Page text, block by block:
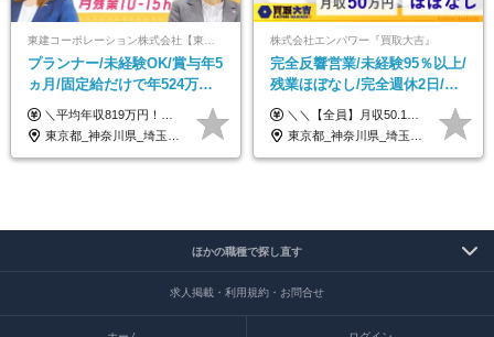
プランナー/未経験OK/賞与年5
ヵ月/固定給だけで年524万円
可能/二人に一人が年収700万
円/休めて稼げる
＼平均年収819万円！社員の最大年収3,131万円／ ＼2人に1人が年収700万円以上／ ＼5人に1人が年収1,000万円以上！／ 固定給だけで、年収524万円も可能！ インセンティブだけでなく固定給でもしっかり稼げる仕組みです！ 【入社初年度】 年収400万～550万円＋インセンティブ →月給26万3,000円～29万5,600円＋賞与年2回（基本給×約5ヵ月分※前年度実績）＋インセンティブ＋各種手当 【インセンティブ】 1物件着工で目安80万～200万円 ※建物の契約金額実績によります 【各種手当】 ・都市手当…月1万円～3万円（首都圏・東海圏・関西圏で弊社指定の事業所に勤務する方が対象） ・家族手当…配偶者：月1万円、子供1名につき：月5千円 ・資格手当…FP資格1級：月1万円、2級：月5千円、3級：月3千円 ・役職手当…昇進欄に詳細記載（主任補：月5千円→主任：月1万円…） 【その他】 ※上記月給には、固定残業代【47時間分（7万3,800円以上）】が含まれます ※月平均残業時間は14時間と少なめです（2023年度） ※固定残業代の時間数を超える時間外労働は追加で支給 但し、時間数を超える時間外労働が発生する場合もあります（特別条項付き協定締結済）
東京都_神奈川県_埼玉県_千葉県_大阪府_愛知県_宮城県_茨城県_栃木県_群馬県_静岡県_兵庫県_京都府_福岡県
株式会社エンパワー『買取大吉』
完全反響営業/未経験95％以上/
残業ほぼなし/完全週休2日/月
収50万円スタート！/賞与年2
回
＼＼【全員】月収50.1万円保証！／／ 月給30.1万円＋インセン＋特別手当20万円(半年間)＋賞与 ※経験者は優遇いたします（研修も免除の場合有） ※固定残業代:7万4000円以上/月45時間分を含む ※固定残業代は残業がない場合も支給し、超過分は別途支給します ■入社後5日間研修を実施 研修中のテスト（ロープレ、商材知識）合格で研修生卒業となり翌月からインセンティブの対象に。 ロープレは細かな評価基準があり、顧客満足度をキープするため非常に重要なテストです。 ※4カ月目以降も不合格の場合、月給28.3万円／1カ月以内合格率100％ ＜平均年収＞ ◆一般メンバー ：625万円 ◆店長（管理職）：1178万円 ◆マネージャー ：4160万円
東京都_神奈川県_埼玉県_千葉県_大阪府_愛知県_北海道_青森県_岩手県_宮城県_秋田県_山形県_福島県_茨城県_栃木県_群馬県_新潟県_山梨県_長野県_富山県_石川県_福井県_静岡県_岐阜県_三重県_兵庫県_京都府_滋賀県_奈良県_和歌山県_広島県_岡山県_鳥取県_島根県_山口県_徳島県_香川県_愛媛県_高知県_福岡県_熊本県_佐賀県_長崎県_大分県_宮崎県_鹿児島県_沖縄県
ほかの職種で探し直す
求人掲載・利用規約・お問合せ